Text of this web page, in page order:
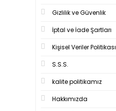
Gizlilik ve Güvenlik
İptal ve İade Şartları
Kişisel Veriler Politikası
S.S.S.
kalite politikamız
Hakkımızda